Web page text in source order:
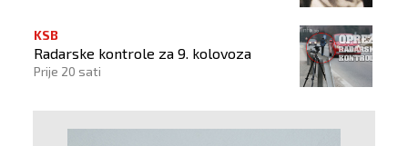
KSB
Radarske kontrole za 9. kolovoza
Prije 20 sati